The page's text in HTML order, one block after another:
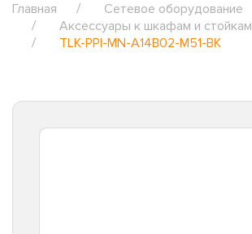
Главная
Сетевое оборудование
Аксессуары к шкафам и стойкам
TLK-PPI-MN-A14B02-M51-BK